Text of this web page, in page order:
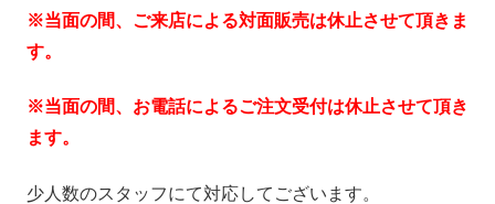
※当面の間、ご来店による対面販売は休止させて頂きま
す。
※当面の間、お電話によるご注文受付は休止させて頂き
ます。
少人数のスタッフにて対応してございます。